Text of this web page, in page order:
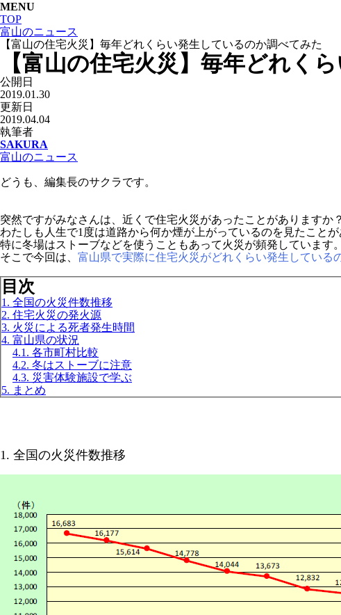
MENU
TOP
富山のニュース
【富山の住宅火災】毎年どれくらい発生しているのか調べてみた
【富山の住宅火災】毎年どれく
公開日
2019.01.30
更新日
2019.04.04
執筆者
SAKURA
富山のニュース
どうも、編集長のサクラです。
突然ですがみなさんは、近くで住宅火災があったことがありますか？
わたしも人生で1度は道路から何か煙が上がっているのを見たこと
特に冬場はストーブなどを使うこともあって火災が頻発しています。
そこで今回は、 富山県で実際に住宅火災がどれくらい発生している
目次
1. 全国の火災件数推移
2. 住宅火災の発火源
3. 火災による死者発生時間
4. 富山県の状況
4.1. 各市町村比較
4.2. 冬はストーブに注意
4.3. 災害体験施設で学ぶ
5. まとめ
1. 全国の火災件数推移